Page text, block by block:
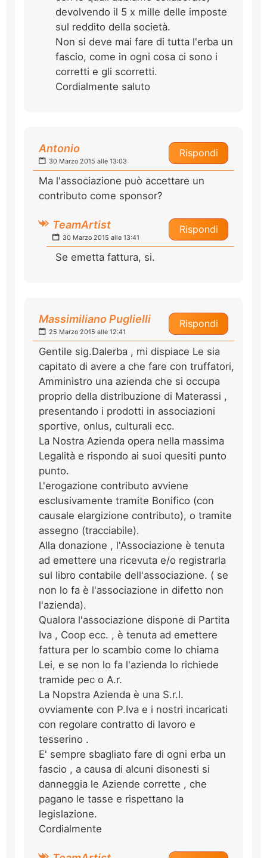
devolvendo il 5 x mille delle imposte
sul reddito della società.
Non si deve mai fare di tutta l'erba un
fascio, come in ogni cosa ci sono i
corretti e gli scorretti.
Cordialmente saluto
Rispondi
Antonio
30 Marzo 2015 alle 13:03
Ma l'associazione può accettare un
contributo come sponsor?
Rispondi
TeamArtist
30 Marzo 2015 alle 13:41
Se emetta fattura, si.
Rispondi
Massimiliano Puglielli
25 Marzo 2015 alle 12:41
Gentile sig.Dalerba , mi dispiace Le sia
capitato di avere a che fare con truffatori,
Amministro una azienda che si occupa
proprio della distribuzione di Materassi ,
presentando i prodotti in associazioni
sportive, onlus, culturali ecc.
La Nostra Azienda opera nella massima
Legalità e rispondo ai suoi quesiti punto
punto.
L'erogazione contributo avviene
esclusivamente tramite Bonifico (con
causale elargizione contributo), o tramite
assegno (tracciabile).
Alla donazione , l'Associazione è tenuta
ad emettere una ricevuta e/o registrarla
sul libro contabile dell'associazione. ( se
non lo fa è l'associazione in difetto non
l'azienda).
Qualora l'associazione dispone di Partita
Iva , Coop ecc. , è tenuta ad emettere
fattura per lo scambio come lo chiama
Lei, e se non lo fa l'azienda lo richiede
tramide pec o A.r.
La Nopstra Azienda è una S.r.l.
ovviamente con P.Iva e i nostri incaricati
con regolare contratto di lavoro e
tesserino .
E' sempre sbagliato fare di ogni erba un
fascio , a causa di alcuni disonesti si
danneggia le Aziende corrette , che
pagano le tasse e rispettano la
legislazione.
Cordialmente